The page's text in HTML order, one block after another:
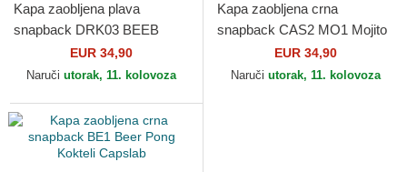
Kapa zaobljena plava
snapback DRK03 BEEB
Beer Pong Kokteli Capslab
EUR 34,90
Naruči utorak, 11. kolovoza
Kapa zaobljena crna
snapback CAS2 MO1 Mojito
Kokteli Capslab
EUR 34,90
Naruči utorak, 11. kolovoza